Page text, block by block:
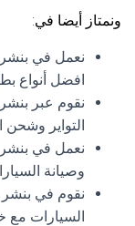
ونمتاز أيضا في:
نعمل في بنشر
افضل أنواع
نقوم عبر
التواير
نعمل في
وصيانة
نقوم في
السيارات مع